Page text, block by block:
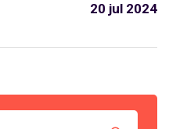
20 jul 2024